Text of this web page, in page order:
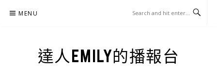
MENU
達人EMILY的播報台